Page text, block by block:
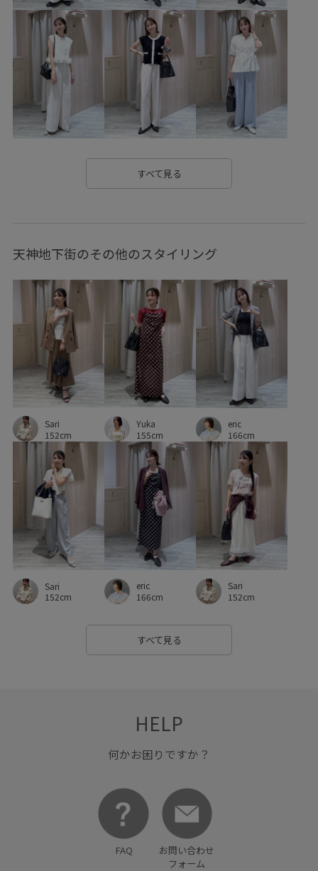
VIS_26SS vis_26ssbag vis_26ss_summergoods
vis_26ss_summertops vis_br31 VIS_ceremony_2026
VIS_hotbeauty_styling vis_junetops
vis_okazakisae_june vis_okazakisae_may
vis_pickuppants vis_pickuptops Wshoes_pickup
キャラメル クッション クルーネック
サイドスリット シンプル シンプルなトップス
シンプルなニット ジャケット スッキリ
ストレッチ性 ストレッチ素材 スリット チェーン
デニム生地 ニット ニット素材 ニュアンスがある
ネイル ハイウエスト バランスが良い
パンツにもスカートにも パール フィット感
フェミニン フォーマル フォーマルシーン
フレンチスリーブ ブラウス ベルト ベーシック
ペプラム ポーチ メッシュ
ワイドパンツ ワンウォッシュ ワンショルダー
ワンピース 伸縮性 入園式 内ポケット
卒園式入学式 卒業式入学式 合わせやすい
安定感 小さいポーチ 履き心地が良い
春夏 普段使い 歩きやすい
すべて見る
天神地下街のその他のスタイリング
Sari
152cm
Yuka
155cm
eric
166cm
Sari
152cm
eric
166cm
Sari
152cm
すべて見る
HELP
何かお困りですか？
FAQ
お問い合わせ
フォーム